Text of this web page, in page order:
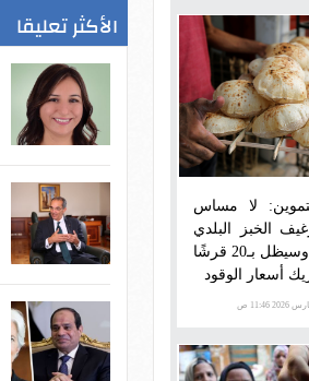
لا مساس
الخبز البلدي
المدعم وسيظل بـ20 قرشًا
أسعار الوقود
الأكثر تعليقا